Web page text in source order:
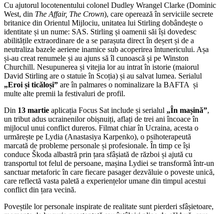
Cu ajutorul locotenentului colonel Dudley Wrangel Clarke (Dominic
West, din The Affair, The Crown), care operează în serviciile secrete
britanice din Orientul Mijlociu, unitatea lui Stirling dobândește o
identitate și un nume: SAS. Stirling și oamenii săi își dovedesc
abilitățile extraordinare de a se parașuta direct în deșert și de a
neutraliza bazele aeriene inamice sub acoperirea întunericului. Așa
și-au creat renumele și au ajuns să îl cunoască și pe Winston
Churchill. Nesupunerea și vitejia lor au intrat în istorie (maiorul
David Stirling are o statuie în Scoția) și au salvat lumea. Serialul
„Eroi și ticăloși” are în palmares o nominalizare la BAFTA și
multe alte premii la festivaluri de profil.
Din 13 martie aplicația Focus Sat include și serialul „În mașină”,
un tribut adus ucrainenilor obișnuiți, aflați de trei ani încoace în
mijlocul unui conflict dureros. Filmat chiar în Ucraina, acesta o
urmărește pe Lydia (Anastasiya Karpenko), o psihoterapeută
marcată de probleme personale și profesionale. În timp ce își
conduce Škoda albastră prin țara sfâșiată de război și ajută cu
transportul tot felul de persoane, mașina Lydiei se transformă într-un
sanctuar metaforic în care fiecare pasager dezvăluie o poveste unică,
care reflectă vasta paletă a experiențelor umane din timpul acestui
conflict din țara vecină.
Poveștile lor personale inspirate de realitate sunt pierderi sfâșietoare,